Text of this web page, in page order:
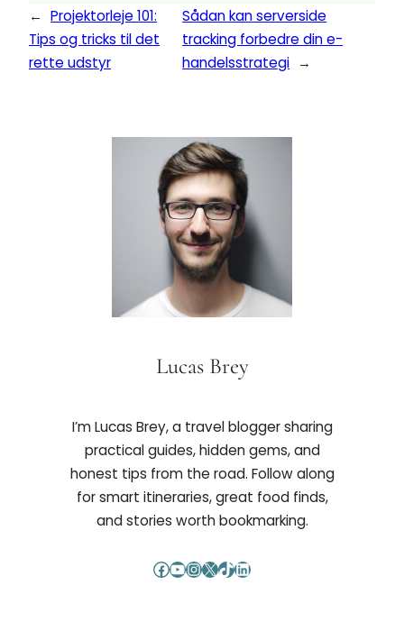
← Projektorleje 101:
Tips og tricks til det
rette udstyr
Sådan kan serverside
tracking forbedre din e-
handelsstrategi →
Lucas Brey
I’m Lucas Brey, a travel blogger sharing
practical guides, hidden gems, and
honest tips from the road. Follow along
for smart itineraries, great food finds,
and stories worth bookmarking.
Facebook YouTube InstagramX TikTok LinkedIn